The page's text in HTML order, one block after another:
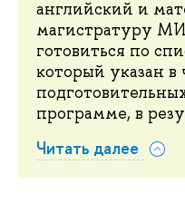
английский и
магистратуру
готовиться по
который указан в
программе, в
Читать далее